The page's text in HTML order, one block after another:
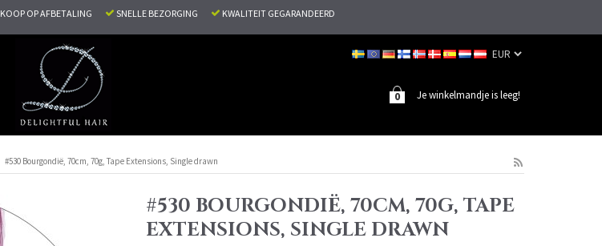
KOOP OP AFBETALING SNELLE BEZORGING KWALITEIT GEGARANDEERD
Je winkelmandje is leeg!
0
#530 Bourgondië, 70cm, 70g, Tape Extensions, Single drawn
#530 BOURGONDIË, 70CM, 70G, TAPE
EXTENSIONS, SINGLE DRAWN